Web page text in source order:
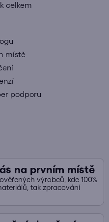
i
celkem
místě
podporu
na prvním místě
výrobců, kde 100%
tak zpracování